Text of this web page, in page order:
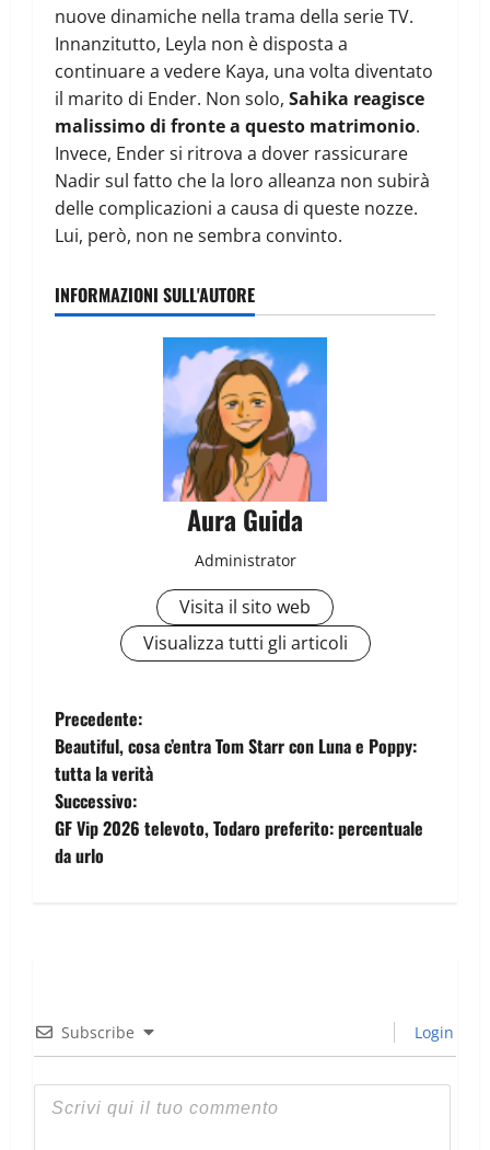
nuove dinamiche nella trama della serie TV.
Innanzitutto, Leyla non è disposta a
continuare a vedere Kaya, una volta diventato
il marito di Ender. Non solo, Sahika reagisce
malissimo di fronte a questo matrimonio.
Invece, Ender si ritrova a dover rassicurare
Nadir sul fatto che la loro alleanza non subirà
delle complicazioni a causa di queste nozze.
Lui, però, non ne sembra convinto.
INFORMAZIONI SULL'AUTORE
Aura Guida
Administrator
Visita il sito web
Visualizza tutti gli articoli
Precedente:
Beautiful, cosa c’entra Tom Starr con Luna e Poppy:
tutta la verità
Successivo:
GF Vip 2026 televoto, Todaro preferito: percentuale
da urlo
Subscribe Login